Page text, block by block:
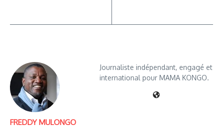
FREDDY MULONGO
Journaliste indépendant, engagé et
international pour MAMA KONGO.